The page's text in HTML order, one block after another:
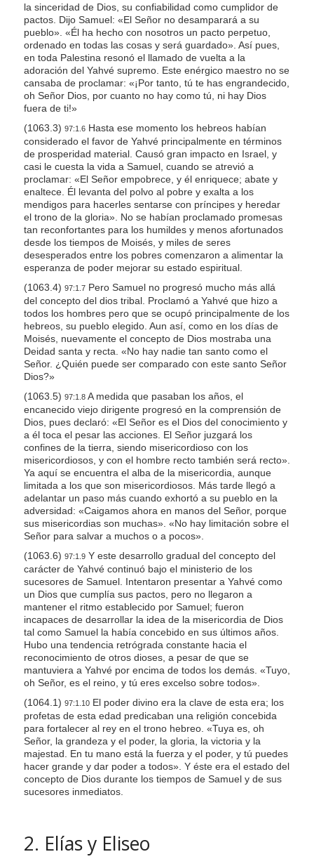
la sinceridad de Dios, su confiabilidad como cumplidor de
pactos. Dijo Samuel: «El Señor no desamparará a su
pueblo». «Él ha hecho con nosotros un pacto perpetuo,
ordenado en todas las cosas y será guardado». Así pues,
en toda Palestina resonó el llamado de vuelta a la
adoración del Yahvé supremo. Este enérgico maestro no se
cansaba de proclamar: «¡Por tanto, tú te has engrandecido,
oh Señor Dios, por cuanto no hay como tú, ni hay Dios
fuera de ti!»
(1063.3) 97:1.6Hasta ese momento los hebreos habían
considerado el favor de Yahvé principalmente en términos
de prosperidad material. Causó gran impacto en Israel, y
casi le cuesta la vida a Samuel, cuando se atrevió a
proclamar: «El Señor empobrece, y él enriquece; abate y
enaltece. Él levanta del polvo al pobre y exalta a los
mendigos para hacerles sentarse con príncipes y heredar
el trono de la gloria». No se habían proclamado promesas
tan reconfortantes para los humildes y menos afortunados
desde los tiempos de Moisés, y miles de seres
desesperados entre los pobres comenzaron a alimentar la
esperanza de poder mejorar su estado espiritual.
(1063.4) 97:1.7Pero Samuel no progresó mucho más allá
del concepto del dios tribal. Proclamó a Yahvé que hizo a
todos los hombres pero que se ocupó principalmente de los
hebreos, su pueblo elegido. Aun así, como en los días de
Moisés, nuevamente el concepto de Dios mostraba una
Deidad santa y recta. «No hay nadie tan santo como el
Señor. ¿Quién puede ser comparado con este santo Señor
Dios?»
(1063.5) 97:1.8A medida que pasaban los años, el
encanecido viejo dirigente progresó en la comprensión de
Dios, pues declaró: «El Señor es el Dios del conocimiento y
a él toca el pesar las acciones. El Señor juzgará los
confines de la tierra, siendo misericordioso con los
misericordiosos, y con el hombre recto también será recto».
Ya aquí se encuentra el alba de la misericordia, aunque
limitada a los que son misericordiosos. Más tarde llegó a
adelantar un paso más cuando exhortó a su pueblo en la
adversidad: «Caigamos ahora en manos del Señor, porque
sus misericordias son muchas». «No hay limitación sobre el
Señor para salvar a muchos o a pocos».
(1063.6) 97:1.9Y este desarrollo gradual del concepto del
carácter de Yahvé continuó bajo el ministerio de los
sucesores de Samuel. Intentaron presentar a Yahvé como
un Dios que cumplía sus pactos, pero no llegaron a
mantener el ritmo establecido por Samuel; fueron
incapaces de desarrollar la idea de la misericordia de Dios
tal como Samuel la había concebido en sus últimos años.
Hubo una tendencia retrógrada constante hacia el
reconocimiento de otros dioses, a pesar de que se
mantuviera a Yahvé por encima de todos los demás. «Tuyo,
oh Señor, es el reino, y tú eres excelso sobre todos».
(1064.1) 97:1.10El poder divino era la clave de esta era; los
profetas de esta edad predicaban una religión concebida
para fortalecer al rey en el trono hebreo. «Tuya es, oh
Señor, la grandeza y el poder, la gloria, la victoria y la
majestad. En tu mano está la fuerza y el poder, y tú puedes
hacer grande y dar poder a todos». Y éste era el estado del
concepto de Dios durante los tiempos de Samuel y de sus
sucesores inmediatos.
2. Elías y Eliseo